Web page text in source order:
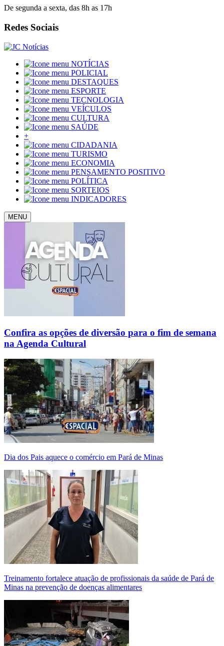
De segunda a sexta, das 8h as 17h
Redes Sociais
NOTÍCIAS
POLICIAL
DESTAQUES
ESPORTE
TECNOLOGIA
VEÍCULOS
CULTURA
SAÚDE
+
CIDADANIA
TURISMO
ECONOMIA
PENSAMENTO POSITIVO
POLÍTICA
SORTEIOS
INDICADORES
MENU
Confira as opções de diversão para o fim de semana
na Agenda Cultural
Dia dos Pais aquece o comércio em Pará de Minas
Treinamento fortalece atuação de profissionais da saúde de Pará de
Minas na prevenção de doenças alimentares